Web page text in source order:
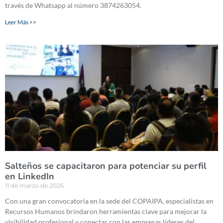
través de Whatsapp al número 3874263054.
Leer Más >>
Salteños se capacitaron para potenciar su perfil
en LinkedIn
11 de marzo de 2026
Con una gran convocatoria en la sede del COPAIPA, especialistas en
Recursos Humanos brindaron herramientas clave para mejorar la